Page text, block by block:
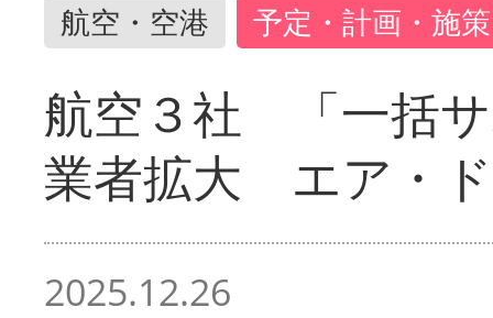
航空・空港 予定・計画・施策
航空３社 「一括
業者拡大 エア・
2025.12.26